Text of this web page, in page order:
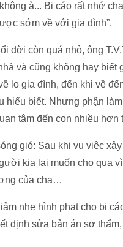
à... Bị cáo rất nhớ
sớm về với gia đình”.
đời còn quá nhỏ, ông
và cũng không hay biết
lo gia đình, đến khi về
hiểu biết. Nhưng phận
tâm đến con nhiều hơn
gió: Sau khi vụ việc
kia lại muốn cho qua
của cha…
nhẹ hình phạt cho bị
định sửa bản án sơ